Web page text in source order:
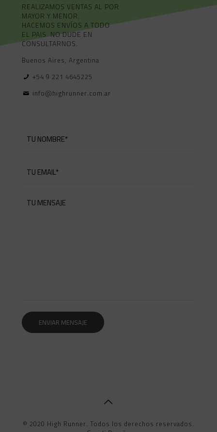
REALIZAMOS VENTAS AL POR
MAYOR Y MENOR.
HACEMOS ENVÍOS A TODO
EL PAIS. NO DUDE EN
CONSULTARNOS.
Buenos Aires, Argentina
+54 9 221 4645225
info@highrunner.com.ar
© 2020 High Runner. Todos los derechos reservados.